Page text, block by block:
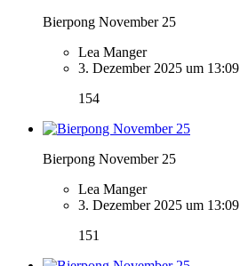
Bierpong November 25
Lea Manger
3. Dezember 2025 um 13:09
154
Bierpong November 25
Lea Manger
3. Dezember 2025 um 13:09
151